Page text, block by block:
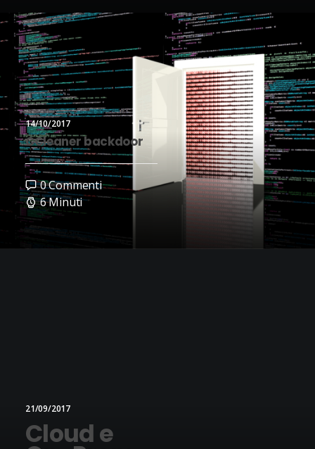
14/10/2017
CCleaner backdoor
0 Commenti
6 Minuti
21/09/2017
Cloud e